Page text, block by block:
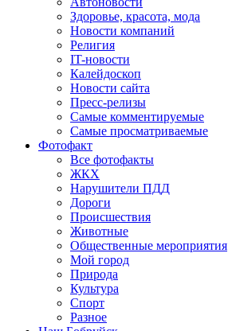
Здоровье, красота, мода
Новости компаний
Религия
IT-новости
Калейдоскоп
Новости сайта
Пресс-релизы
Самые комментируемые
Самые просматриваемые
Фотофакт
Все фотофакты
ЖКХ
Нарушители ПДД
Дороги
Происшествия
Животные
Общественные мероприятия
Мой город
Природа
Культура
Спорт
Разное